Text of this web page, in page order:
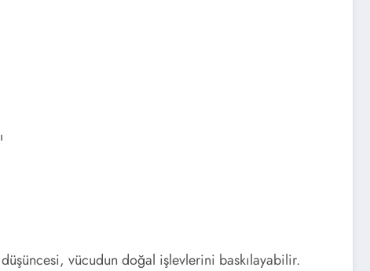
vücudun doğal işlevlerini baskılayabilir.